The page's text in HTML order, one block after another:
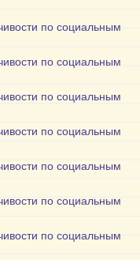
по социальным
по социальным
по социальным
по социальным
по социальным
по социальным
по социальным